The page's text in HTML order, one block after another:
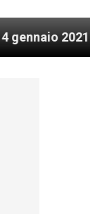
Possesso